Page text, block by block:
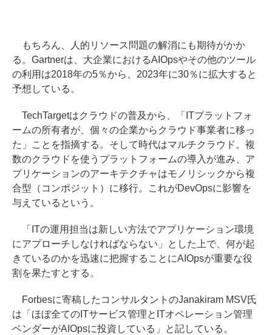
もちろん、人的リソース問題の解消にも期待がかか
る。Gartnerは、大企業におけるAIOpsやその他のツール
の利用は2018年の5％から、2023年に30％に拡大すると
予想している。
TechTargetはクラウドの普及から、「ITプラットフォ
ームの所有者が、個々の企業からクラウド事業者に移っ
た」ことを指摘する。そして時代はマルチクラウド。複
数のクラウドを使うプラットフォームの導入が進み、ア
プリケーションのアーキテクチャはモノリシックから複
合型（コンポジット）に移行。これがDevOpsに影響を
与えているという。
「ITの運用担当は新しい方法でアプリケーション環境
にアプローチしなければならない」とした上で、何が起
きているのかを迅速に把握することにAIOpsが重要な役
割を果たすとする。
Forbesに寄稿したコンサルタントのJanakiram MSV氏
は「ほぼ全てのITサービス管理とITオペレーション管理
ベンダーがAIOpsに投資している」と記している。